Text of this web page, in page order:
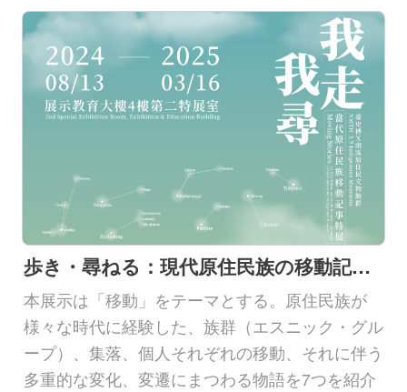
歩き・尋ねる：現代原住民族の移動記録特別展
本展示は「移動」をテーマとする。原住民族が
様々な時代に経験した、族群（エスニック・グル
ープ）、集落、個人それぞれの移動、それに伴う
多重的な変化、変遷にまつわる物語を7つを紹介